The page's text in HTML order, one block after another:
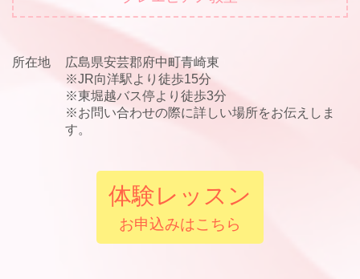
所在地
広島県安芸郡府中町青崎東
※JR向洋駅より徒歩15分
※東堀越バス停より徒歩3分
※お問い合わせの際に詳しい場所をお伝えしま
す。
体験レッスン
お申込みはこちら